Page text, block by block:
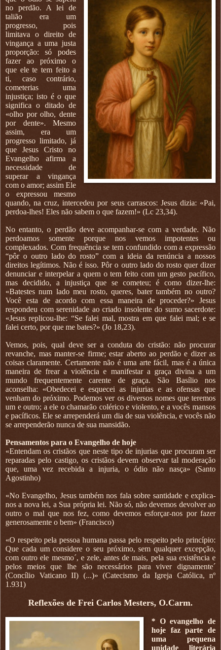
no perdão. A lei de
talião era um
progresso, pois
limitava o direito de
vingança a uma justa
proporção: só podes
fazer ao próximo o
que ele te tem feito a
ti, caso contrário,
cometerias uma
injustiça; isto é o que
significa o ditado de
«olho por olho, dente
por dente». Mesmo
assim, era um
progresso limitado, já
que Jesus Cristo no
Evangelho afirma a
necessidade de
superar a vingança
com o amor; assim Ele
o expressou mesmo
quando, na cruz, intercedeu por seus carrascos: Jesus dizia: «Pai,
perdoa-lhes! Eles não sabem o que fazem!» (Lc 23,34).
No entanto, o perdão deve acompanhar-se com a verdade. Não
perdoamos somente porque nos vemos impotentes ou
complexados. Com frequência se tem confundido com a expressão
“pôr o outro lado do rosto” com a ideia da renúncia a nossos
direitos legítimos. Não é isso. Pôr o outro lado do rosto quer dizer
denunciar e interpelar a quem o tem feito com um gesto pacífico,
mas decidido, a injustiça que se cometeu; é como dizer-lhe:
«Batestes num lado meu rosto, queres, bater também no outro?
Você esta de acordo com essa maneira de proceder?» Jesus
respondeu com serenidade ao criado insolente do sumo sacerdote:
«Jesus replicou-lhe: “Se falei mal, mostra em que falei mal; e se
falei certo, por que me bates?» (Jo 18,23).
Vemos, pois, qual deve ser a conduta do cristão: não procurar
revanche, mas manter-se firme; estar aberto ao perdão e dizer as
coisas claramente. Certamente não é uma arte fácil, mas é a única
maneira de frear a violência e manifestar a graça divina a um
mundo frequentemente carente de graça. São Basílio nos
aconselha: «Obedecei e esquecei as injurias e as ofensas que
venham do próximo. Podemos ver os diversos nomes que teremos
um e outro; a ele o chamarão colérico e violento, e a vocês mansos
e pacíficos. Ele se arrependerá um dia de sua violência, e vocês não
se arrependerão nunca de sua mansidão.
Pensamentos para o Evangelho de hoje
«Entendam os cristãos que neste tipo de injurias que procuram ser
reparadas pelo castigo, os cristãos devem observar tal moderação
que, uma vez recebida a injuria, o ódio não nasça» (Santo
Agostinho)
«No Evangelho, Jesus também nos fala sobre santidade e explica-
nos a nova lei, a Sua própria lei. Não só, não devemos devolver ao
outro o mal que nos fez, como devemos esforçar-nos por fazer
generosamente o bem» (Francisco)
«O respeito pela pessoa humana passa pelo respeito pelo princípio:
Que cada um considere o seu próximo, sem qualquer excepção,
com outro ele mesmo´, e zele, antes de mais, pela sua existência e
pelos meios que lhe são necessários para viver dignamente´
(Concílio Vaticano II) (...)» (Catecismo da Igreja Católica, nº
1.931)
Reflexões de Frei Carlos Mesters, O.Carm.
* O evangelho de
hoje faz parte de
uma pequena
unidade literária